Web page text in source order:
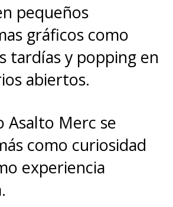
pequeños
gráficos como
tardías y popping en
abiertos.
Asalto Merc se
como curiosidad
experiencia